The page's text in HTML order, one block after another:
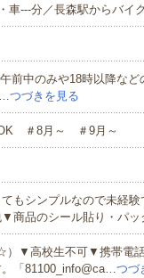
車---分／長森駅からバイ
午前中のみや18時以降な
つづきを見る
＃8月～ ＃9月～
てもシンプルなので未経
▼商品のシール貼り・パ
）▼高校生不可▼携帯電
「81100_info@ca…つづ